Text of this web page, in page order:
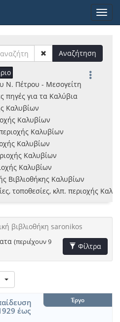
Αναζήτηση
Ν. Πέτρου - Μεσογείτη
πηγές για τα Καλύβια
Καλυβίων
Καλυβίων
Καλυβίων
Καλυβίων
Καλυβίων
Καλυβίων
Βιβλιοθήκης Καλυβίων
τοποθεσίες, κλπ. περιοχής
βιβλιοθήκη saronikos
(περιέχουν 9
Toggle Filters
Φίλτρα
έως
Έργο